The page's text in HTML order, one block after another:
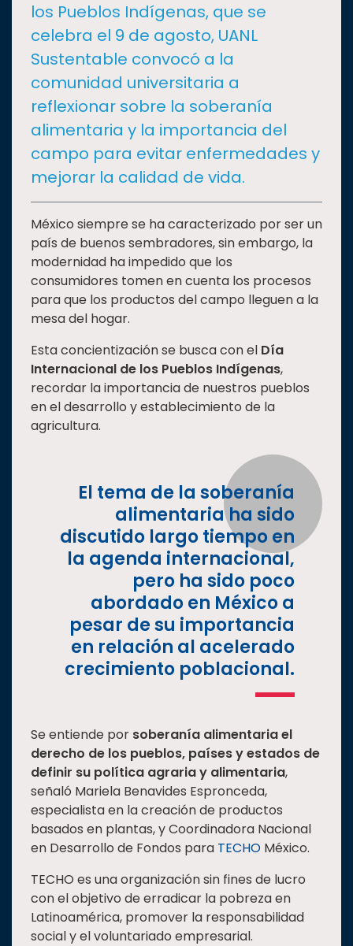
I+D+IEXPERTOS
SALUD
SUSTENTABILIDAD
TEMAS
Oferta
educativa
Estudiantes
Rectoría
Investigación
Internacionalización
Responsabilidad
social
Vinculación
los Pueblos Indígenas, que se
celebra el 9 de agosto, UANL
Sustentable convocó a la
comunidad universitaria a
reflexionar sobre la soberanía
alimentaria y la importancia del
campo para evitar enfermedades y
mejorar la calidad de vida.
México siempre se ha caracterizado por ser un
país de buenos sembradores, sin embargo, la
modernidad ha impedido que los
consumidores tomen en cuenta los procesos
para que los productos del campo lleguen a la
mesa del hogar.
Esta concientización se busca con el Día
Internacional de los Pueblos Indígenas,
recordar la importancia de nuestros pueblos
en el desarrollo y establecimiento de la
agricultura.
El tema de la soberanía
alimentaria ha sido
discutido largo tiempo en
la agenda internacional,
pero ha sido poco
abordado en México a
pesar de su importancia
en relación al acelerado
crecimiento poblacional.
Se entiende por soberanía alimentaria el
derecho de los pueblos, países y estados de
definir su política agraria y alimentaria,
señaló Mariela Benavides Espronceda,
especialista en la creación de productos
basados en plantas, y Coordinadora Nacional
en Desarrollo de Fondos para TECHO México.
TECHO es una organización sin fines de lucro
con el objetivo de erradicar la pobreza en
Latinoamérica, promover la responsabilidad
social y el voluntariado empresarial.